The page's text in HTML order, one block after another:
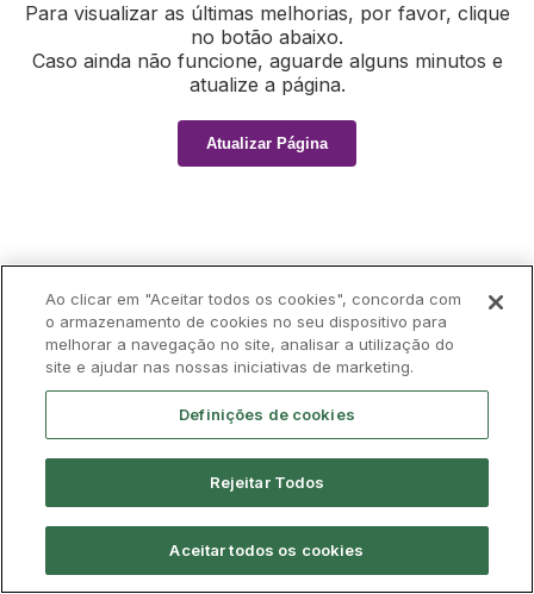
Para visualizar as últimas melhorias, por favor, clique
no botão abaixo.
Caso ainda não funcione, aguarde alguns minutos e
atualize a página.
Atualizar Página
Ao clicar em "Aceitar todos os cookies", concorda com
o armazenamento de cookies no seu dispositivo para
melhorar a navegação no site, analisar a utilização do
site e ajudar nas nossas iniciativas de marketing.
Definições de cookies
Rejeitar Todos
Aceitar todos os cookies